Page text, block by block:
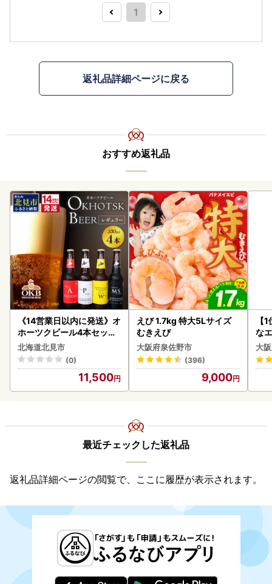
1
返礼品詳細ページに戻る
おすすめ返礼品
《14営業日以内に発送》オ
ホーツクビール4本セット
( 飲料 飲み物 お酒 ビール
クラフトビール 瓶ビール
贈答 ギフト 贈り物 お中元
御中元 お歳暮 御歳暮 お祝
い プレゼント モルトビー
北海道北見市
(0)
11,500
えび 1.7kg 特大5Lサイズ
むきえび
大阪府泉佐野市
(396)
9,000
【
な
大
最近チェックした返礼品
返礼品詳細ページの閲覧で、ここに履歴が表示されます。